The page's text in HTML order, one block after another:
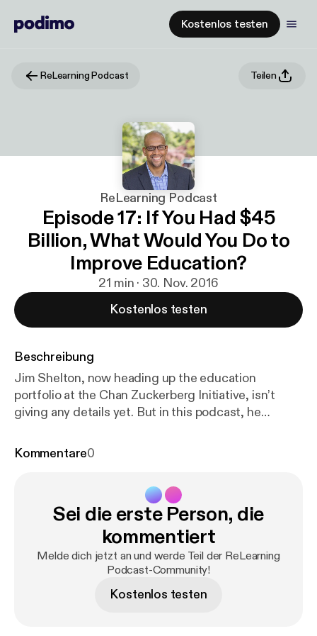
Kostenlos testen
ReLearning Podcast Teilen
ReLearning Podcast
Episode 17: If You Had $45
Billion, What Would You Do to
Improve Education?
21 min · 30. Nov. 2016
Kostenlos testen
Beschreibung
Jim Shelton, now heading up the education
portfolio at the Chan Zuckerberg Initiative, isn’t
giving any details yet. But in this podcast, he
together with educators to improve learning and
Kommentare0
Sei die erste Person, die
kommentiert
Melde dich jetzt an und werde Teil der ReLearning
Podcast-Community!
Kostenlos testen